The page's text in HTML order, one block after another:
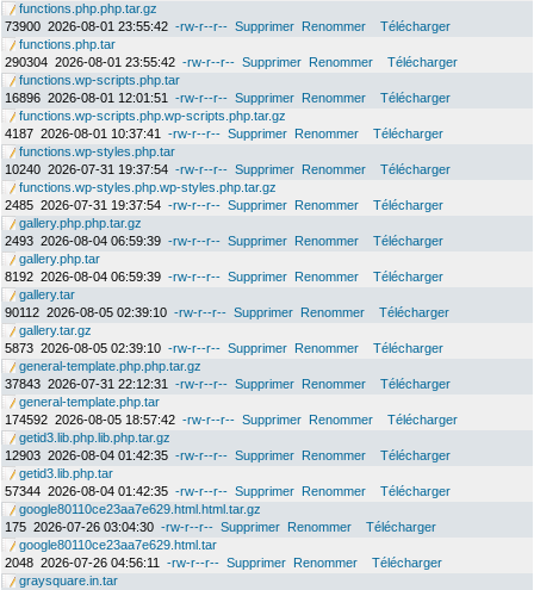
functions.php.php.tar.gz
73900 2026-08-01 23:55:42 -rw-r--r-- Supprimer Renommer
Télécharger
functions.php.tar
290304 2026-08-01 23:55:42 -rw-r--r-- Supprimer Renommer
Télécharger
functions.wp-scripts.php.tar
16896 2026-08-01 12:01:51 -rw-r--r-- Supprimer Renommer
Télécharger
functions.wp-scripts.php.wp-scripts.php.tar.gz
4187 2026-08-01 10:37:41 -rw-r--r-- Supprimer Renommer
Télécharger
functions.wp-styles.php.tar
10240 2026-07-31 19:37:54 -rw-r--r-- Supprimer Renommer
Télécharger
functions.wp-styles.php.wp-styles.php.tar.gz
2485 2026-07-31 19:37:54 -rw-r--r-- Supprimer Renommer
Télécharger
gallery.php.php.tar.gz
2493 2026-08-04 06:59:39 -rw-r--r-- Supprimer Renommer
Télécharger
gallery.php.tar
8192 2026-08-04 06:59:39 -rw-r--r-- Supprimer Renommer
Télécharger
gallery.tar
90112 2026-08-05 02:39:10 -rw-r--r-- Supprimer Renommer
Télécharger
gallery.tar.gz
5873 2026-08-05 02:39:10 -rw-r--r-- Supprimer Renommer
Télécharger
general-template.php.php.tar.gz
37843 2026-07-31 22:12:31 -rw-r--r-- Supprimer Renommer
Télécharger
general-template.php.tar
174592 2026-08-05 18:57:42 -rw-r--r-- Supprimer Renommer
Télécharger
getid3.lib.php.lib.php.tar.gz
12903 2026-08-04 01:42:35 -rw-r--r-- Supprimer Renommer
Télécharger
getid3.lib.php.tar
57344 2026-08-04 01:42:35 -rw-r--r-- Supprimer Renommer
Télécharger
google80110ce23aa7e629.html.html.tar.gz
175 2026-07-26 03:04:30 -rw-r--r-- Supprimer Renommer
Télécharger
google80110ce23aa7e629.html.tar
2048 2026-07-26 04:56:11 -rw-r--r-- Supprimer Renommer
Télécharger
graysquare.in.tar